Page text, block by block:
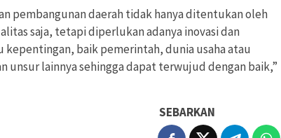
pembangunan daerah tidak hanya ditentukan oleh
saja, tetapi diperlukan adanya inovasi dan
kepentingan, baik pemerintah, dunia usaha atau
unsur lainnya sehingga dapat terwujud dengan baik,”
SEBARKAN